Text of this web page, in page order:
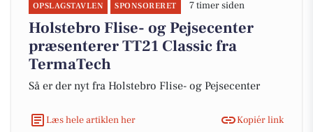
OPSLAGSTAVLEN SPONSORERET 7 timer siden
Holstebro Flise- og Pejsecenter
præsenterer TT21 Classic fra
TermaTech
Så er der nyt fra Holstebro Flise- og Pejsecenter
Læs hele artiklen her Kopiér link